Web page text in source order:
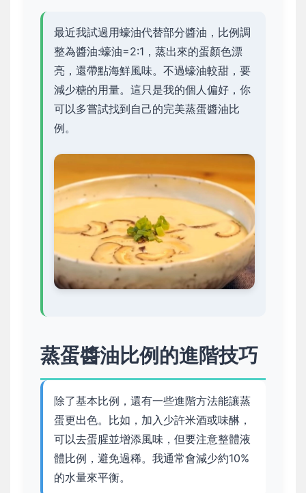
最近我試過用蠔油代替部分醬油，比例調
整為醬油:蠔油=2:1，蒸出來的蛋顏色漂
亮，還帶點海鮮風味。不過蠔油較甜，要
減少糖的用量。這只是我的個人偏好，你
可以多嘗試找到自己的完美蒸蛋醬油比
例。
蒸蛋醬油比例的進階技巧
除了基本比例，還有一些進階方法能讓蒸
蛋更出色。比如，加入少許米酒或味醂，
可以去蛋腥並增添風味，但要注意整體液
體比例，避免過稀。我通常會減少約10%
的水量來平衡。